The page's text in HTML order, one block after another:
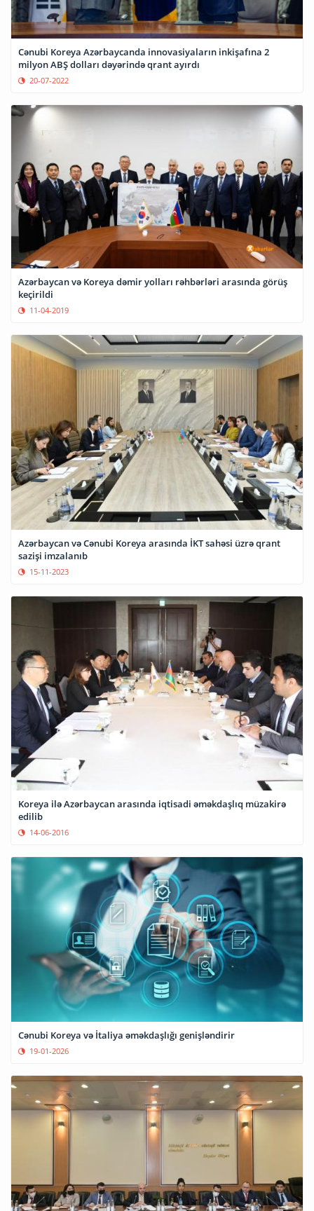
Cənubi Koreya Azərbaycanda innovasiyaların inkişafına 2
milyon ABŞ dolları dəyərində qrant ayırdı
20-07-2022
Azərbaycan və Koreya dəmir yolları rəhbərləri arasında görüş
keçirildi
11-04-2019
Azərbaycan və Cənubi Koreya arasında İKT sahəsi üzrə qrant
sazişi imzalanıb
15-11-2023
Koreya ilə Azərbaycan arasında iqtisadi əməkdaşlıq müzakirə
edilib
14-06-2016
Cənubi Koreya və İtaliya əməkdaşlığı genişləndirir
19-01-2026